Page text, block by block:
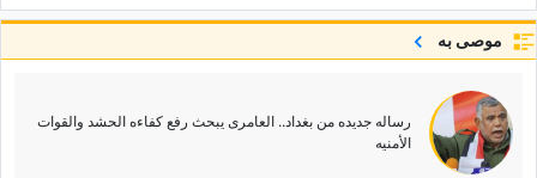
موصى به
رساله جدیده من بغداد.. العامری یبحث رفع کفاءه الحشد والقوات
الأمنیه